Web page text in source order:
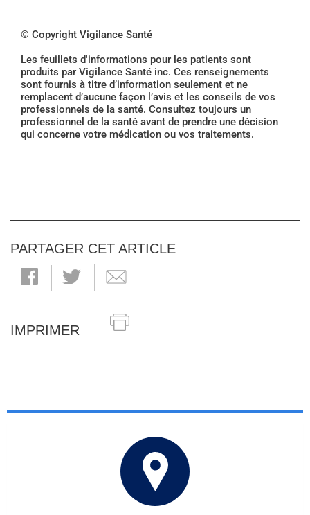
© Copyright Vigilance Santé
Les feuillets d'informations pour les patients sont
produits par Vigilance Santé inc. Ces renseignements
sont fournis à titre d’information seulement et ne
remplacent d’aucune façon l’avis et les conseils de vos
professionnels de la santé. Consultez toujours un
professionnel de la santé avant de prendre une décision
qui concerne votre médication ou vos traitements.
PARTAGER CET ARTICLE
IMPRIMER